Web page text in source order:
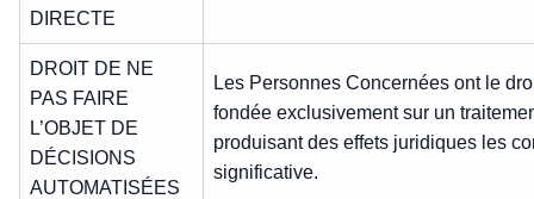
DIRECTE
DROIT DE NE
PAS FAIRE
L’OBJET DE
DÉCISIONS
AUTOMATISÉES
Les Personnes Concernées ont le
fondée exclusivement sur un
produisant des effets juridiques les
significative.